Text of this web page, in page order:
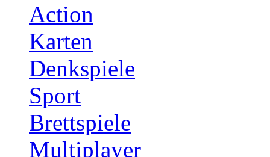
Action
Karten
Denkspiele
Sport
Brettspiele
Multiplayer